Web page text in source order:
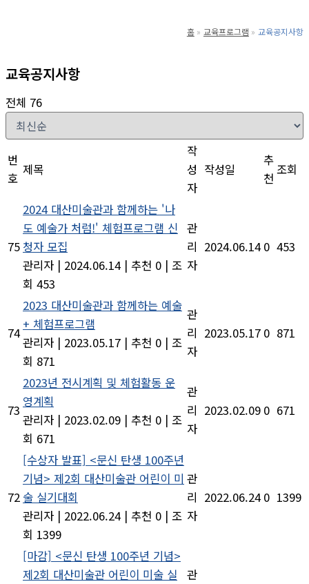
홈 교육프로그램 교육공지사항
교육공지사항
전체 76
번
호
제목
작
성
자
작성일
추
천
조회
75
2024 대산미술관과 함께하는 '나
도 예술가 처럼!' 체험프로그램 신
청자 모집
관리자 | 2024.06.14 | 추천 0 | 조
회 453
관
리
자
2024.06.14 0 453
74
2023 대산미술관과 함께하는 예술
+ 체험프로그램
관리자 | 2023.05.17 | 추천 0 | 조
회 871
관
리
자
2023.05.17 0 871
73
2023년 전시계획 및 체험활동 운
영계획
관리자 | 2023.02.09 | 추천 0 | 조
회 671
관
리
자
2023.02.09 0 671
72
[수상자 발표] <문신 탄생 100주년
기념> 제2회 대산미술관 어린이 미
술 실기대회
관리자 | 2022.06.24 | 추천 0 | 조
회 1399
관
리
자
2022.06.24 0 1399
[마감] <문신 탄생 100주년 기념>
제2회 대산미술관 어린이 미술 실
관